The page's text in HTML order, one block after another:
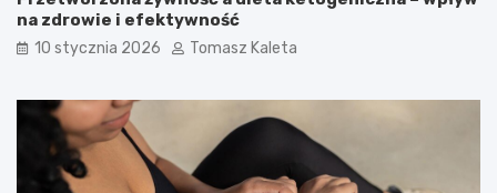
a
b
y
b
p
ł
y
n
na zdrowie i efektywność
10 stycznia 2026 Tomasz Kaleta